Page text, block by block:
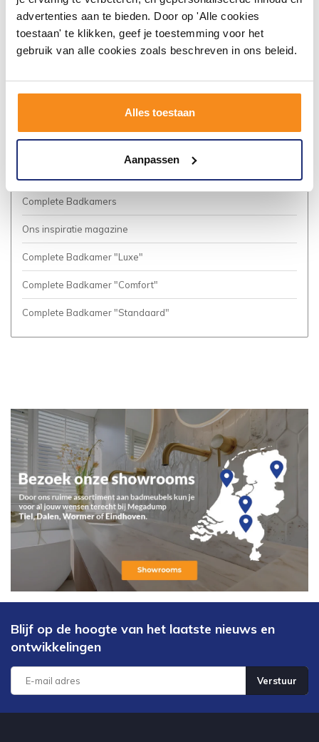
advertenties aan te bieden. Door op 'Alle cookies
toestaan' te klikken, geef je toestemming voor het
gebruik van alle cookies zoals beschreven in ons beleid.
Alles toestaan
Aanpassen
Algemene voorwaarden
Vacatures
Complete Badkamers
Ons inspiratie magazine
Complete Badkamer "Luxe"
Complete Badkamer "Comfort"
Complete Badkamer "Standaard"
Blijf op de hoogte van het laatste nieuws en
ontwikkelingen
Verstuur